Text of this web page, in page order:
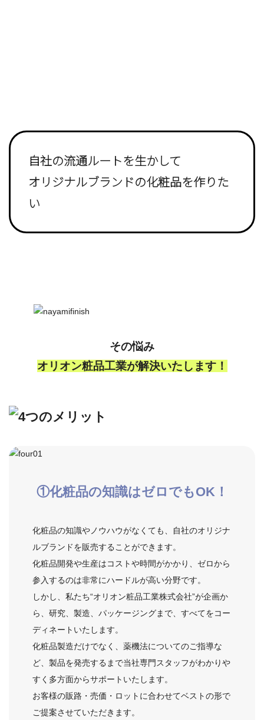
自社の流通ルートを生かして
オリジナルブランドの化粧品を作りた
い
その悩み
オリオン粧品工業が解決いたします！
①化粧品の知識はゼロでもOK！
化粧品の知識やノウハウがなくても、自社のオリジナ
ルブランドを販売することができます。
化粧品開発や生産はコストや時間がかかり、ゼロから
参入するのは非常にハードルが高い分野です。
しかし、私たち“オリオン粧品工業株式会社”が企画か
ら、研究、製造、パッケージングまで、すべてをコー
ディネートいたします。
化粧品製造だけでなく、薬機法についてのご指導な
ど、製品を発売するまで当社専門スタッフがわかりや
すく多方面からサポートいたします。
お客様の販路・売価・ロットに合わせてベストの形で
ご提案させていただきます。